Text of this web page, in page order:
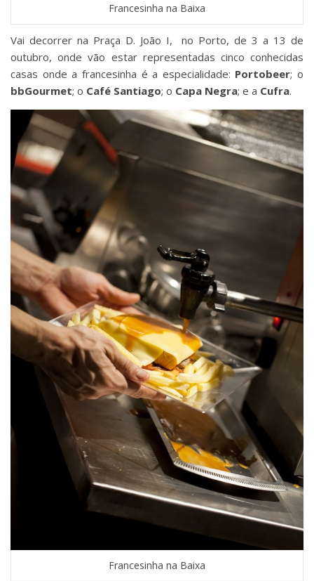
Francesinha na Baixa
Vai decorrer na Praça D. João I, no Porto, de 3 a 13 de
outubro, onde vão estar representadas cinco conhecidas
casas onde a francesinha é a especialidade: Portobeer; o
bbGourmet; o Café Santiago; o Capa Negra; e a Cufra.
Francesinha na Baixa